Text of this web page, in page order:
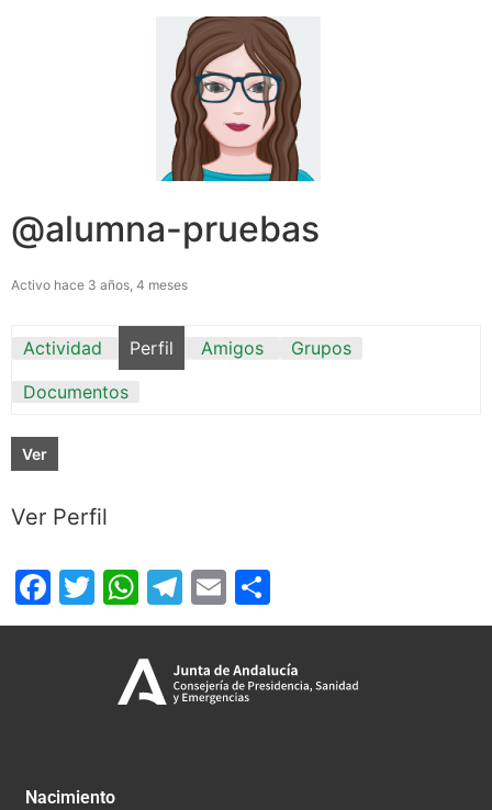
@alumna-pruebas
Activo hace 3 años, 4 meses
Actividad Perfil Amigos
Grupos
Documentos
Ver
Ver Perfil
Facebook
Twitter
WhatsApp
Telegram
Email
Nacimiento